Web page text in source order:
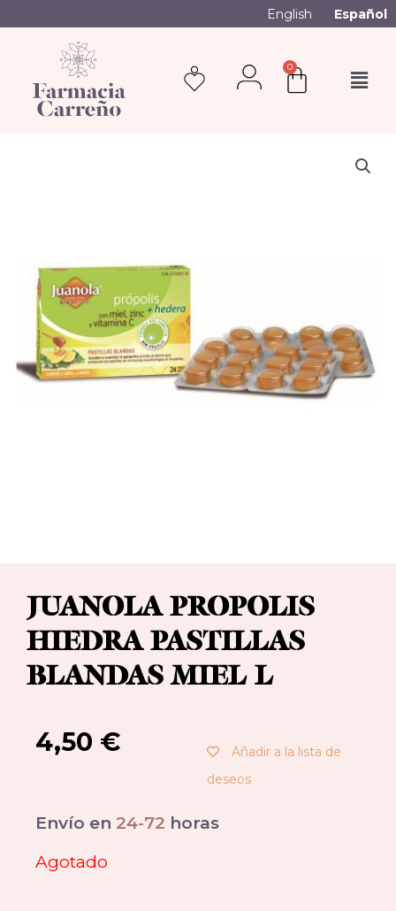
English Español
0
JUANOLA PROPOLIS
HIEDRA PASTILLAS
BLANDAS MIEL L
4,50 €
Añadir a la lista de
deseos
Envío en 24-72 horas
Agotado